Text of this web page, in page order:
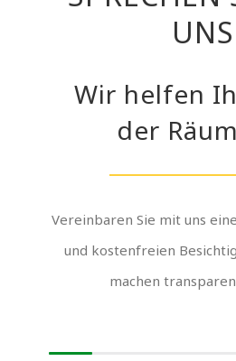
UNS
Wir helfen
der
Vereinbaren Sie mit uns
und kostenfreien
machen